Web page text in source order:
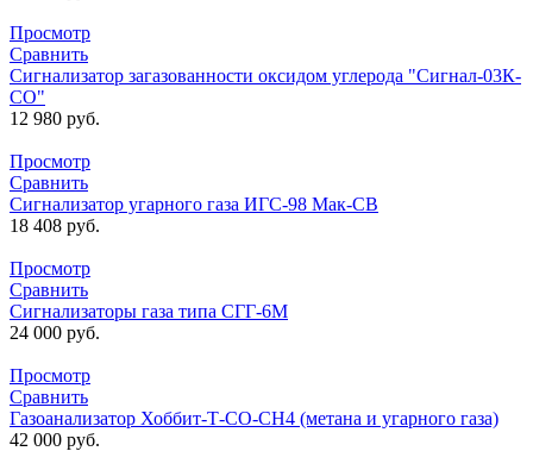
Просмотр
Сравнить
Сигнализатор загазованности оксидом углерода "Сигнал-03К-
СО"
12 980 руб.
Просмотр
Сравнить
Сигнализатор угарного газа ИГС-98 Мак-СВ
18 408 руб.
Просмотр
Сравнить
Сигнализаторы газа типа СГГ-6М
24 000 руб.
Просмотр
Сравнить
Газоанализатор Хоббит-Т-СО-СН4 (метана и угарного газа)
42 000 руб.